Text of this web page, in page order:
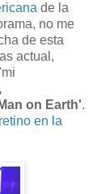
de la
no me
de esta
actual,
on Earth'.
en la